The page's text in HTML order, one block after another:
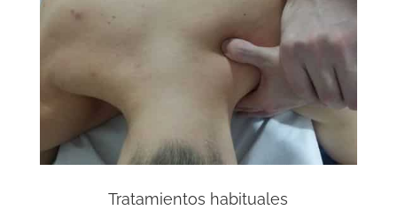
Tratamientos habituales